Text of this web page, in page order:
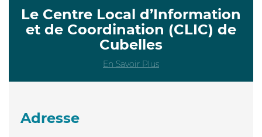
Le Centre Local d’Information
et de Coordination (CLIC) de
Cubelles
En Savoir Plus
Adresse